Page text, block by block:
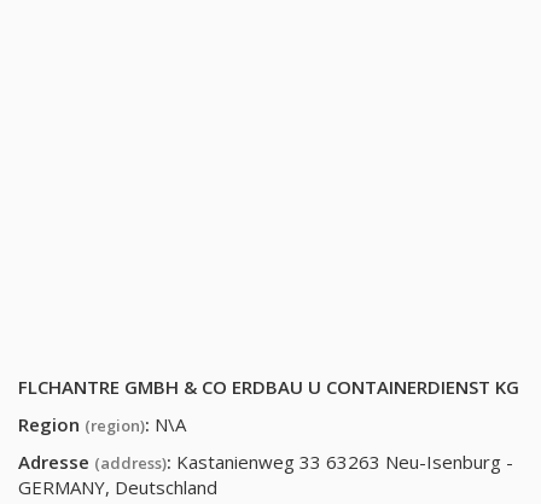
FLCHANTRE GMBH & CO ERDBAU U CONTAINERDIENST KG
Region (region): N\A
Adresse (address): Kastanienweg 33 63263 Neu-Isenburg -
GERMANY, Deutschland